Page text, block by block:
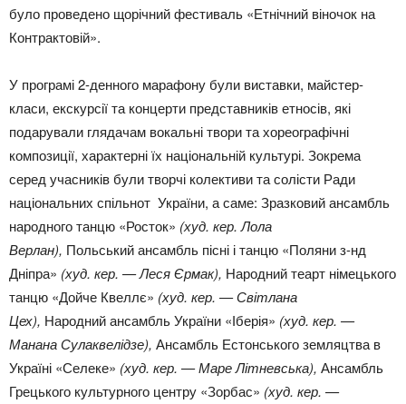
було проведено щорічний фестиваль «Етнічний віночок на
Контрактовій».
У програмі 2-денного марафону були виставки, майстер-
класи, екскурсії та концерти представників етносів, які
подарували глядачам вокальні твори та хореографічні
композиції, характерні їх національній культурі. Зокрема
серед учасників були творчі колективи та солісти Ради
національних спільнот України, а саме: Зразковий ансамбль
народного танцю «Росток» (худ. кер. Лола
Верлан), Польський ансамбль пісні і танцю «Поляни з-нд
Дніпра» (худ. кер. — Леся Єрмак), Народний теарт німецького
танцю «Дойче Квеллє» (худ. кер. — Світлана
Цех), Народний ансамбль України «Іберія» (худ. кер. —
Манана Сулаквелідзе), Ансамбль Естонського земляцтва в
Україні «Селеке» (худ. кер. — Маре Літневська), Ансамбль
Грецького культурного центру «Зорбас» (худ. кер. —